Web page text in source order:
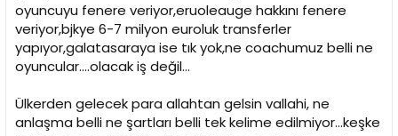
oyuncuyu fenere veriyor,eruoleauge hakkını fenere
veriyor,bjkye 6-7 milyon euroluk transferler
yapıyor,galatasaraya ise tık yok,ne coachumuz belli ne
oyuncular....olacak iş değil...
Ülkerden gelecek para allahtan gelsin vallahi, ne
anlaşma belli ne şartları belli tek kelime edilmiyor...keşke